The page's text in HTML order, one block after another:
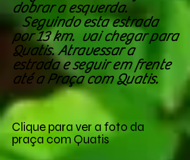
dobrar a esquerda.
Seguindo esta estrada
por 13 km. vai chegar para
Quatis. Atravessar a
estrada e seguir em frente
até a Praça com Quatis.
Clique para ver a foto da
praça com Quatis